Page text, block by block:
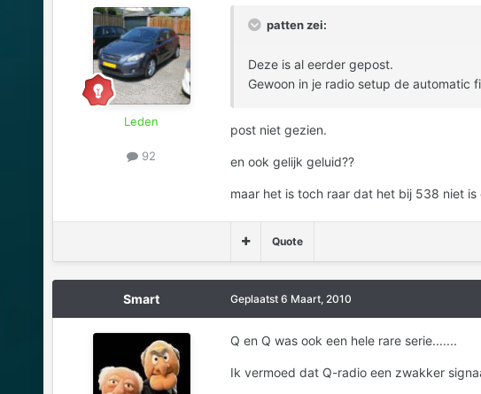
Leden
92
patten zei:
Deze is al eerder gepost.
Gewoon in je radio setup de automatic
post niet gezien.
en ook gelijk geluid??
maar het is toch raar dat het bij 538 niet is
Quote
Smart Geplaatst 6 Maart, 2010
Q en Q was ook een hele rare serie.......
Ik vermoed dat Q-radio een zwakker